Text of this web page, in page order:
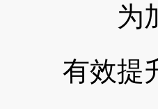
为加
有效提